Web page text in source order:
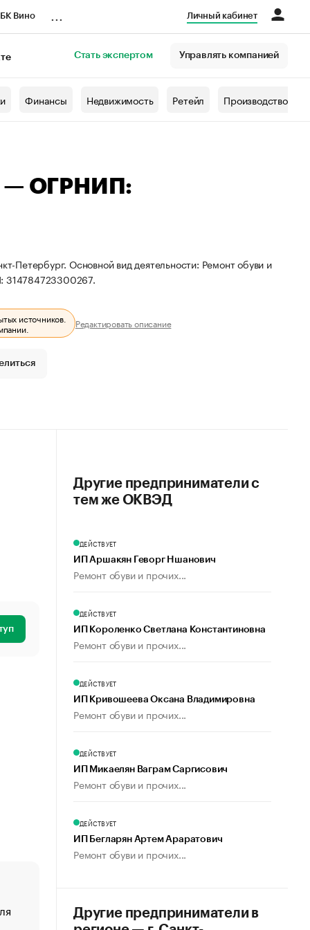
Вино Личный кабинет
Стать экспертом Управлять компанией
Финансы Недвижимость Ретейл Производство
— ОГРНИП:
Петербург. Основной вид деятельности: Ремонт обуви и
314784723300267.
источников.
Редактировать описание
«От спорта тело стареет иначе». Как живет глава
создавшей GTA
Другие предприниматели с
тем же ОКВЭД
ДЕЙСТВУЕТ
ИП Аршакян Геворг Ншанович
Ремонт обуви и прочих...
ДЕЙСТВУЕТ
ИП Короленко Светлана Константиновна
Ремонт обуви и прочих...
ДЕЙСТВУЕТ
ИП Кривошеева Оксана Владимировна
Ремонт обуви и прочих...
ДЕЙСТВУЕТ
ИП Микаелян Ваграм Саргисович
Ремонт обуви и прочих...
ДЕЙСТВУЕТ
ИП Бегларян Артем Араратович
Ремонт обуви и прочих...
Другие предприниматели в